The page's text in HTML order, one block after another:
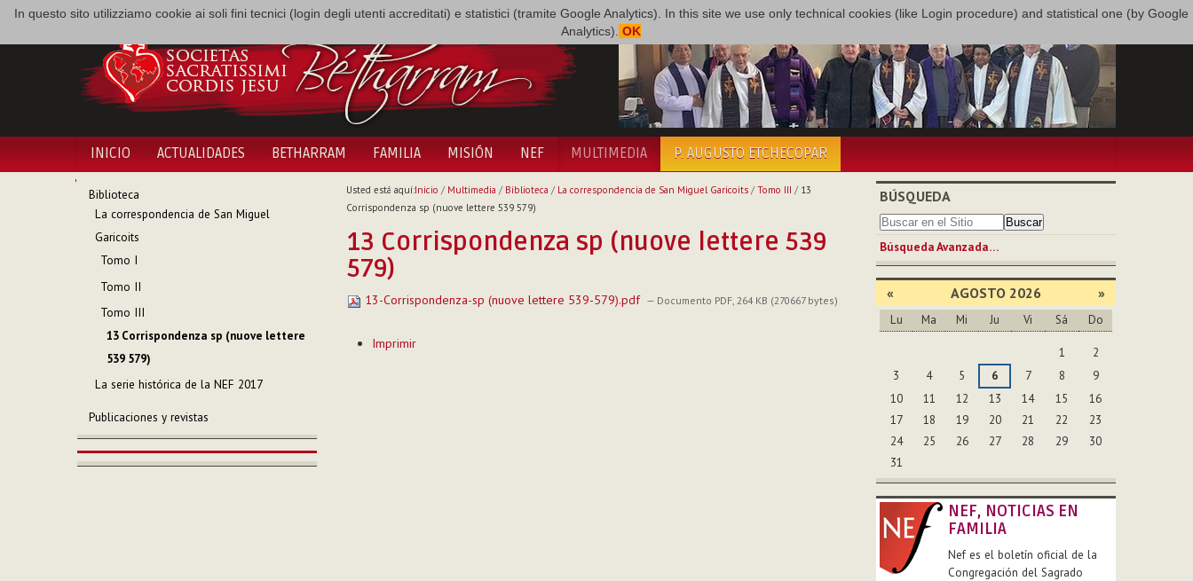
In questo sito utilizziamo cookie ai soli fini tecnici (login degli utenti accreditati) e statistici (tramite Google Analytics). In this site we use only technical cookies (like Login procedure) and statistical one (by Google
Analytics). OK
INICIO ACTUALIDADES BETHARRAM FAMILIA MISIÓN NEF MULTIMEDIA P. AUGUSTO ETCHECOPAR
NAVEGACIÓN
Biblioteca
La correspondencia de San Miguel
Garicoits
Tomo I
Tomo II
Tomo III
13 Corrispondenza sp (nuove lettere
539 579)
La serie histórica de la NEF 2017
Publicaciones y revistas
Usted está aquí:Inicio / Multimedia / Biblioteca / La correspondencia de San Miguel Garicoits/ Tomo III / 13
Corrispondenza sp (nuove lettere 539 579)
13 Corrispondenza sp (nuove lettere 539
579)
13-Corrispondenza-sp (nuove lettere 539-579).pdf — Documento PDF, 264 KB (270667 bytes)
de
Imprimir
BÚSQUEDA
Búsqueda Avanzada…
« AGOSTO 2026 »
Lu Ma Mi Ju Vi Sá Do
1
2
3
4 5 6 7 8
9
10
11 12 13 14 15
16
17
18 19 20 21 22
23
24
25 26 27 28 29
30
31
NEF, NOTICIAS EN
FAMILIA
Nef es el boletín oficial de la
Congregación del Sagrado